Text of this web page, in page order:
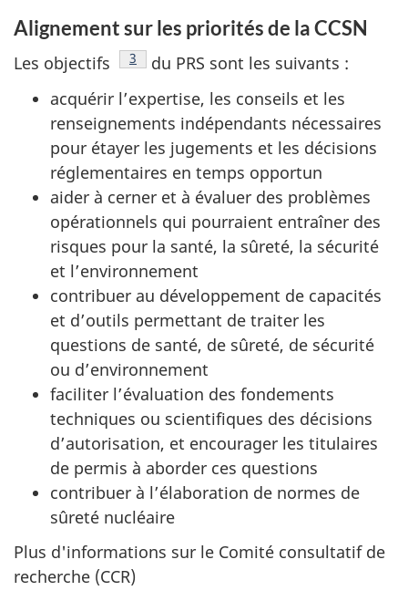
Alignement sur les priorités de la CCSN
Les objectifs Note de bas de page
3
du PRS sont les suivants :
acquérir l’expertise, les conseils et les
renseignements indépendants nécessaires
pour étayer les jugements et les décisions
réglementaires en temps opportun
aider à cerner et à évaluer des problèmes
opérationnels qui pourraient entraîner des
risques pour la santé, la sûreté, la sécurité
et l’environnement
contribuer au développement de capacités
et d’outils permettant de traiter les
questions de santé, de sûreté, de sécurité
ou d’environnement
faciliter l’évaluation des fondements
techniques ou scientifiques des décisions
d’autorisation, et encourager les titulaires
de permis à aborder ces questions
contribuer à l’élaboration de normes de
sûreté nucléaire
Plus d'informations sur le Comité consultatif de
recherche (CCR)